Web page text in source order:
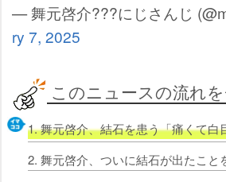
— 舞元啓介???にじさんじ
ry 7, 2025
このニュースの流れ
1. 舞元啓介、結石を患う「痛くて